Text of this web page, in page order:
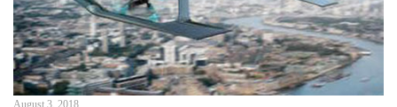
August 3, 2018